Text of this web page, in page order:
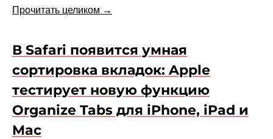
Прочитать целиком →
В Safari появится умная
сортировка вкладок: Apple
тестирует новую функцию
Organize Tabs для iPhone, iPad и
Mac